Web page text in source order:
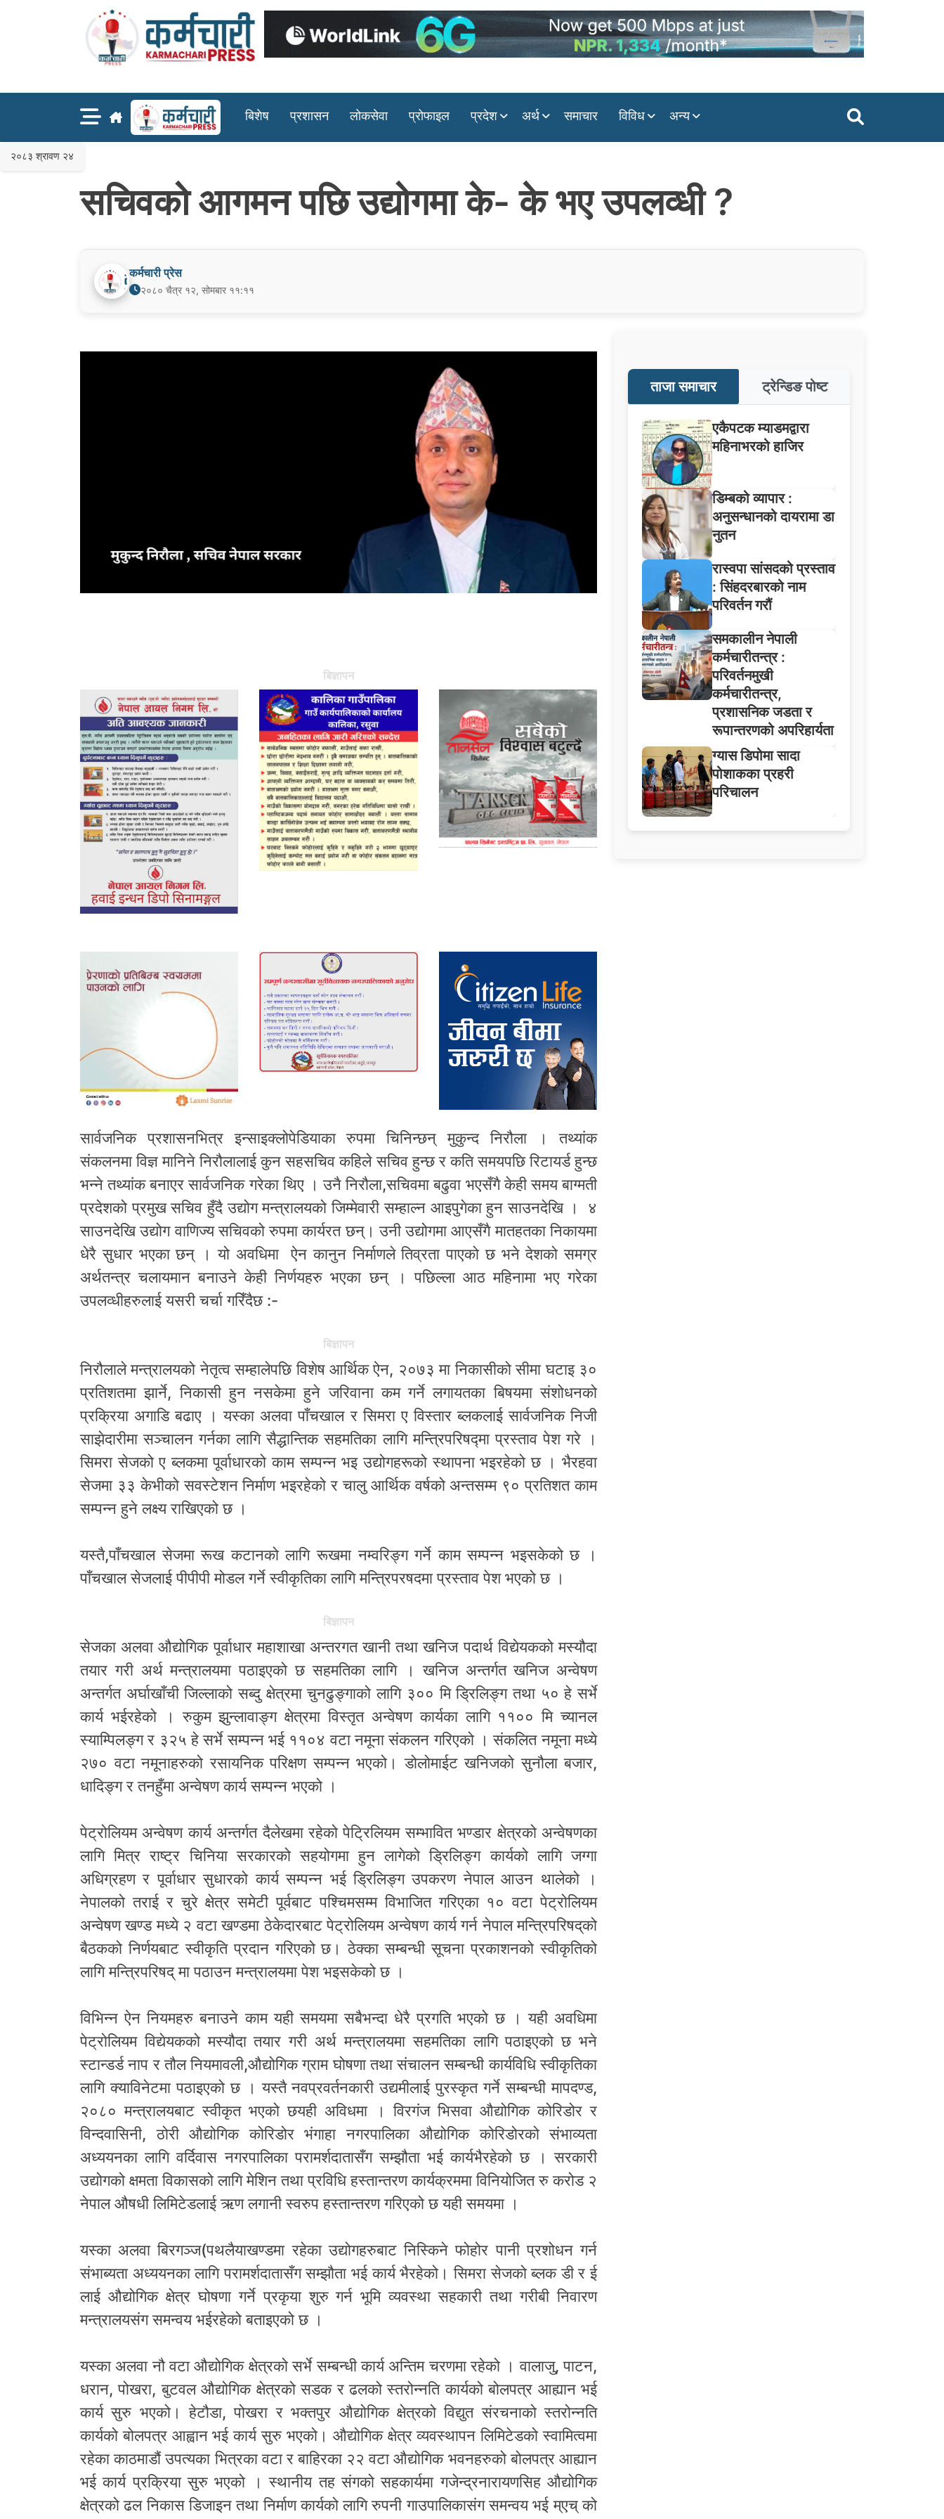
बिशेष प्रशासन लोकसेवा प्रोफाइल प्रदेश अर्थ समाचार विविध अन्य
२०८३ श्रावण २४
सचिवको आगमन पछि उद्योगमा के- के भए उपलव्धी ?
कर्मचारी प्रेस
२०८० चैत्र १२, सोमबार ११:११
बिज्ञापन
सार्वजनिक प्रशासनभित्र इन्साइक्लोपेडियाका रुपमा चिनिन्छन् मुकुन्द निरौला । तथ्यांक
संकलनमा विज्ञ मानिने निरौलालाई कुन सहसचिव कहिले सचिव हुन्छ र कति समयपछि रिटायर्ड हुन्छ
भन्ने तथ्यांक बनाएर सार्वजनिक गरेका थिए । उनै निरौला,सचिवमा बढुवा भएसँगै केही समय बाग्मती
प्रदेशको प्रमुख सचिव हुँदै उद्योग मन्त्रालयको जिम्मेवारी सम्हाल्न आइपुगेका हुन साउनदेखि । ४
साउनदेखि उद्योग वाणिज्य सचिवको रुपमा कार्यरत छन्। उनी उद्योगमा आएसँगै मातहतका निकायमा
धेरै सुधार भएका छन् । यो अवधिमा ऐन कानुन निर्माणले तिव्रता पाएको छ भने देशको समग्र
अर्थतन्त्र चलायमान बनाउने केही निर्णयहरु भएका छन् । पछिल्ला आठ महिनामा भए गरेका
उपलव्धीहरुलाई यसरी चर्चा गरिँदैछ :-
बिज्ञापन
निरौलाले मन्त्रालयको नेतृत्व सम्हालेपछि विशेष आर्थिक ऐन, २०७३ मा निकासीको सीमा घटाइ ३०
प्रतिशतमा झार्ने, निकासी हुन नसकेमा हुने जरिवाना कम गर्ने लगायतका बिषयमा संशोधनको
प्रक्रिया अगाडि बढाए । यस्का अलवा पाँचखाल र सिमरा ए विस्तार ब्लकलाई सार्वजनिक निजी
साझेदारीमा सञ्चालन गर्नका लागि सैद्धान्तिक सहमतिका लागि मन्त्रिपरिषद्मा प्रस्ताव पेश गरे ।
सिमरा सेजको ए ब्लकमा पूर्वाधारको काम सम्पन्न भइ उद्योगहरूको स्थापना भइरहेको छ । भैरहवा
सेजमा ३३ केभीको सवस्टेशन निर्माण भइरहेको र चालु आर्थिक वर्षको अन्तसम्म ९० प्रतिशत काम
सम्पन्न हुने लक्ष्य राखिएको छ ।
यस्तै,पाँचखाल सेजमा रूख कटानको लागि रूखमा नम्वरिङ्ग गर्ने काम सम्पन्न भइसकेको छ ।
पाँचखाल सेजलाई पीपीपी मोडल गर्ने स्वीकृतिका लागि मन्त्रिपरषदमा प्रस्ताव पेश भएको छ ।
बिज्ञापन
सेजका अलवा औद्योगिक पूर्वाधार महाशाखा अन्तरगत खानी तथा खनिज पदार्थ विद्येयकको मस्यौदा
तयार गरी अर्थ मन्त्रालयमा पठाइएको छ सहमतिका लागि । खनिज अन्तर्गत खनिज अन्वेषण
अन्तर्गत अर्घाखाँची जिल्लाको सब्दु क्षेत्रमा चुनढुङ्गाको लागि ३०० मि ड्रिलिङ्ग तथा ५० हे सर्भे
कार्य भईरहेको । रुकुम झुन्लावाङ्ग क्षेत्रमा विस्तृत अन्वेषण कार्यका लागि ११०० मि च्यानल
स्याम्पिलङ्ग र ३२५ हे सर्भे सम्पन्न भई ११०४ वटा नमूना संकलन गरिएको । संकलित नमूना मध्ये
२७० वटा नमूनाहरुको रसायनिक परिक्षण सम्पन्न भएको। डोलोमाईट खनिजको सुनौला बजार,
धादिङ्ग र तनहुँमा अन्वेषण कार्य सम्पन्न भएको ।
पेट्रोलियम अन्वेषण कार्य अन्तर्गत दैलेखमा रहेको पेट्रिलियम सम्भावित भण्डार क्षेत्रको अन्वेषणका
लागि मित्र राष्ट्र चिनिया सरकारको सहयोगमा हुन लागेको ड्रिलिङ्ग कार्यको लागि जग्गा
अधिग्रहण र पूर्वाधार सुधारको कार्य सम्पन्न भई ड्रिलिङ्ग उपकरण नेपाल आउन थालेको ।
नेपालको तराई र चुरे क्षेत्र समेटी पूर्वबाट पश्चिमसम्म विभाजित गरिएका १० वटा पेट्रोलियम
अन्वेषण खण्ड मध्ये २ वटा खण्डमा ठेकेदारबाट पेट्रोलियम अन्वेषण कार्य गर्न नेपाल मन्त्रिपरिषद्‌को
बैठकको निर्णयबाट स्वीकृति प्रदान गरिएको छ। ठेक्का सम्बन्धी सूचना प्रकाशनको स्वीकृतिको
लागि मन्त्रिपरिषद् मा पठाउन मन्त्रालयमा पेश भइसकेको छ ।
विभिन्न ऐन नियमहरु बनाउने काम यही समयमा सबैभन्दा धेरै प्रगति भएको छ । यही अवधिमा
पेट्रोलियम विद्येयकको मस्यौदा तयार गरी अर्थ मन्त्रालयमा सहमतिका लागि पठाइएको छ भने
स्टान्डर्ड नाप र तौल नियमावली,औद्योगिक ग्राम घोषणा तथा संचालन सम्बन्धी कार्यविधि स्वीकृतिका
लागि क्याविनेटमा पठाइएको छ । यस्तै नवप्रवर्तनकारी उद्यमीलाई पुरस्कृत गर्ने सम्बन्धी मापदण्ड,
२०८० मन्त्रालयबाट स्वीकृत भएको छयही अविधमा । विरगंज भिसवा औद्योगिक कोरिडोर र
विन्दवासिनी, ठोरी औद्योगिक कोरिडोर भंगाहा नगरपालिका औद्योगिक कोरिडोरको संभाव्यता
अध्ययनका लागि वर्दिवास नगरपालिका परामर्शदातासँग सम्झौता भई कार्यभैरहेको छ । सरकारी
उद्योगको क्षमता विकासको लागि मेशिन तथा प्रविधि हस्तान्तरण कार्यक्रममा विनियोजित रु करोड २
नेपाल औषधी लिमिटेडलाई ऋण लगानी स्वरुप हस्तान्तरण गरिएको छ यही समयमा ।
यस्का अलवा बिरगञ्ज(पथलैयाखण्डमा रहेका उद्योगहरुबाट निस्किने फोहोर पानी प्रशोधन गर्न
संभाब्यता अध्ययनका लागि परामर्शदातासँग सम्झौता भई कार्य भैरहेको। सिमरा सेजको ब्लक डी र ई
लाई औद्योगिक क्षेत्र घोषणा गर्ने प्रकृया शुरु गर्न भूमि व्यवस्था सहकारी तथा गरीबी निवारण
मन्त्रालयसंग समन्वय भईरहेको बताइएको छ ।
यस्का अलवा नौ वटा औद्योगिक क्षेत्रको सर्भे सम्बन्धी कार्य अन्तिम चरणमा रहेको । वालाजु, पाटन,
धरान, पोखरा, बुटवल औद्योगिक क्षेत्रको सडक र ढलको स्तरोन्नति कार्यको बोलपत्र आह्यान भई
कार्य सुरु भएको। हेटौडा, पोखरा र भक्तपुर औद्योगिक क्षेत्रको विद्युत संरचनाको स्तरोन्नति
कार्यको बोलपत्र आह्वान भई कार्य सुरु भएको। औद्योगिक क्षेत्र व्यवस्थापन लिमिटेडको स्वामित्वमा
रहेका काठमाडौं उपत्यका भित्रका वटा र बाहिरका २२ वटा औद्योगिक भवनहरुको बोलपत्र आह्यान
भई कार्य प्रक्रिया सुरु भएको । स्थानीय तह संगको सहकार्यमा गजेन्द्रनारायणसिह औद्योगिक
क्षेत्रको ढल निकास डिजाइन तथा निर्माण कार्यको लागि रुपनी गाउपालिकासंग समन्वय भई म्एच् को
ताजा समाचार ट्रेन्डिङ पोष्ट
एकैपटक म्याडमद्वारा
महिनाभरको हाजिर
डिम्बको व्यापार :
अनुसन्धानको दायरामा डा
नुतन
रास्वपा सांसदको प्रस्ताव
: सिंहदरबारको नाम
परिवर्तन गरौं
समकालीन नेपाली
कर्मचारीतन्त्र :
परिवर्तनमुखी
कर्मचारीतन्त्र,
प्रशासनिक जडता र
रूपान्तरणको अपरिहार्यता
ग्यास डिपोमा सादा
पोशाकका प्रहरी
परिचालन